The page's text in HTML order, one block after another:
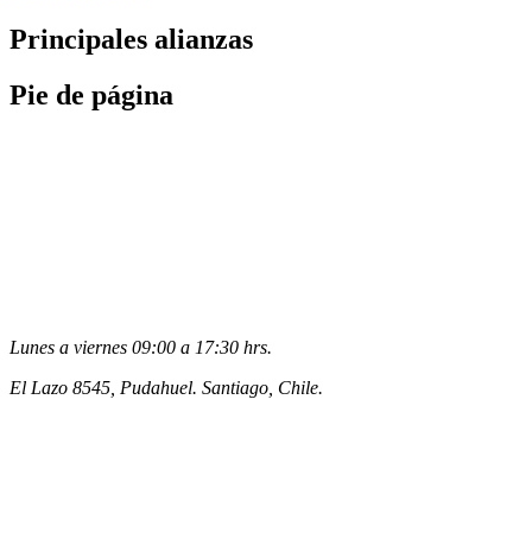
Principales alianzas
Pie de página
Lunes a viernes 09:00 a 17:30 hrs.
El Lazo 8545, Pudahuel. Santiago, Chile.